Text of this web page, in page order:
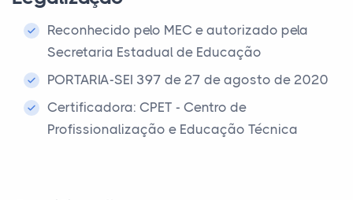
Reconhecido pelo MEC e autorizado pela
Secretaria Estadual de Educação
PORTARIA-SEI 397 de 27 de agosto de 2020
Certificadora: CPET - Centro de
Profissionalização e Educação Técnica